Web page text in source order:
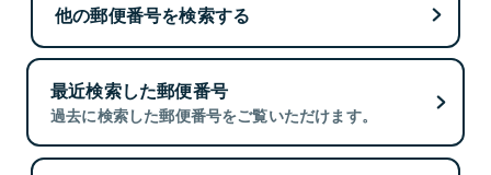
他の郵便番号を検索する
最近検索した郵便番号
過去に検索した郵便番号をご覧いただけます。